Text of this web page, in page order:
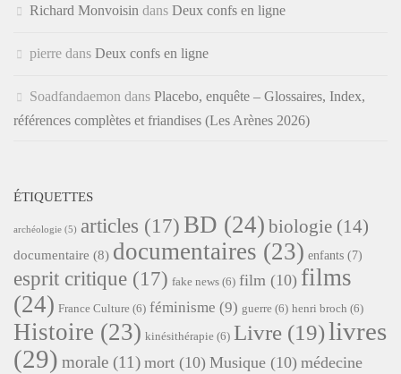
Richard Monvoisin dans Deux confs en ligne
pierre dans Deux confs en ligne
Soadfandaemon dans Placebo, enquête – Glossaires, Index,
références complètes et friandises (Les Arènes 2026)
ÉTIQUETTES
archéologie (5) articles (17) BD (24) biologie (14)
documentaire (8) documentaires (23) enfants (7)
esprit critique (17) fake news (6) film (10) films
(24) France Culture (6) féminisme (9) guerre (6) henri broch (6)
Histoire (23) kinésithérapie (6) Livre (19)livres
(29) morale (11) mort (10) Musique (10) médecine